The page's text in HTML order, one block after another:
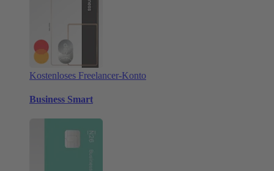
Kostenloses Freelancer-Konto
Business Smart